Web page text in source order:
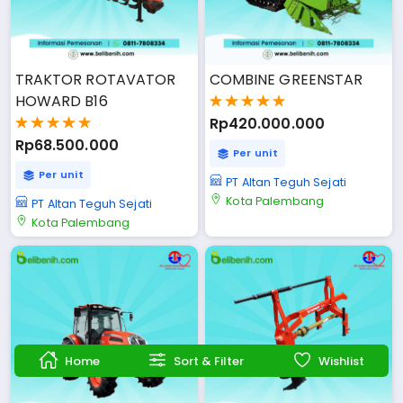
TRAKTOR ROTAVATOR
HOWARD B16
Rp68.500.000
Per unit
PT Altan Teguh Sejati
Kota Palembang
COMBINE GREENSTAR
Rp420.000.000
Per unit
PT Altan Teguh Sejati
Kota Palembang
Home Sort & Filter Wishlist